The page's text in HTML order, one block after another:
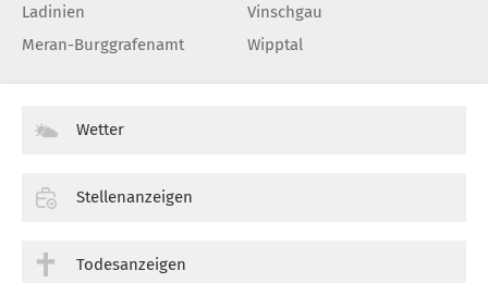
Ladinien
Meran-Burggrafenamt
Vinschgau
Wipptal
Wetter
Stellenanzeigen
Todesanzeigen